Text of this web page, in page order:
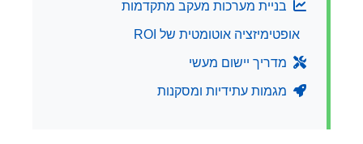
בניית מערכות מעקב מתקדמות
אופטימיזציה אוטומטית של ROI
מדריך יישום מעשי
מגמות עתידיות ומסקנות